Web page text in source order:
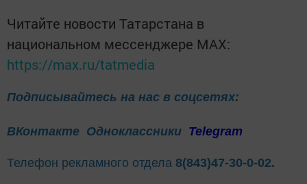
Читайте новости Татарстана в
национальном мессенджере MАХ:
https://max.ru/tatmedia
Подписывайтесь на нас в соцсетях:
ВКонтакте Одноклассники Telegram
Телефон рекламного отдела 8(843)47-30-0-02.